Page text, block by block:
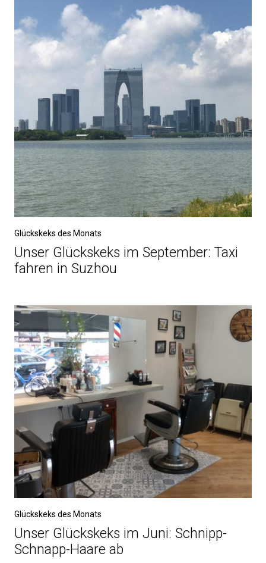
Glückskeks des Monats
Unser Glückskeks im September: Taxi
fahren in Suzhou
Glückskeks des Monats
Unser Glückskeks im Juni: Schnipp-
Schnapp-Haare ab